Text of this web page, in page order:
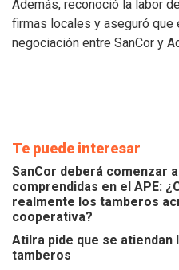
Además, reconoció la labor
firmas locales y aseguró que
negociación entre SanCor y
Te puede interesar
SanCor deberá comenzar
comprendidas en el APE:
realmente los tamberos
cooperativa?
Atilra pide que se
tamberos